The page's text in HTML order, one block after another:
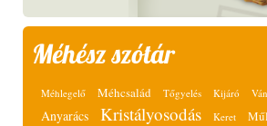
Méhész szótár
Méhlegelő Méhcsalád Tőgyelés Kijáró
Anyarács Kristályosodás Keret